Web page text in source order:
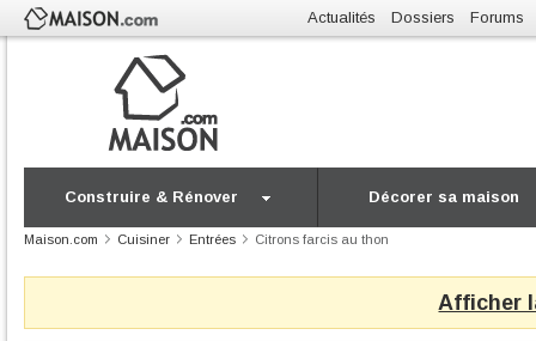
Actualités Dossiers Forums
Construire & Rénover Décorer sa maison
Maison.com Cuisiner Entrées Citrons farcis au thon
Afficher